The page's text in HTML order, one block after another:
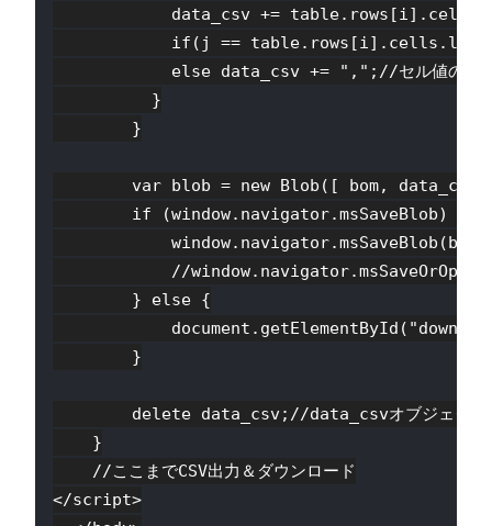
data_csv +=
if(j ==
else data_csv += ",";//セル値の区切
          }
        }
var blob = new Blob([ bom, data_csv],
if (window.navigator.msSaveBlob) { //
//
        } else {
        }
delete data_csv;//data_csvオブジェクトは
    }
    //ここまでCSV出力＆ダウンロード
</script>